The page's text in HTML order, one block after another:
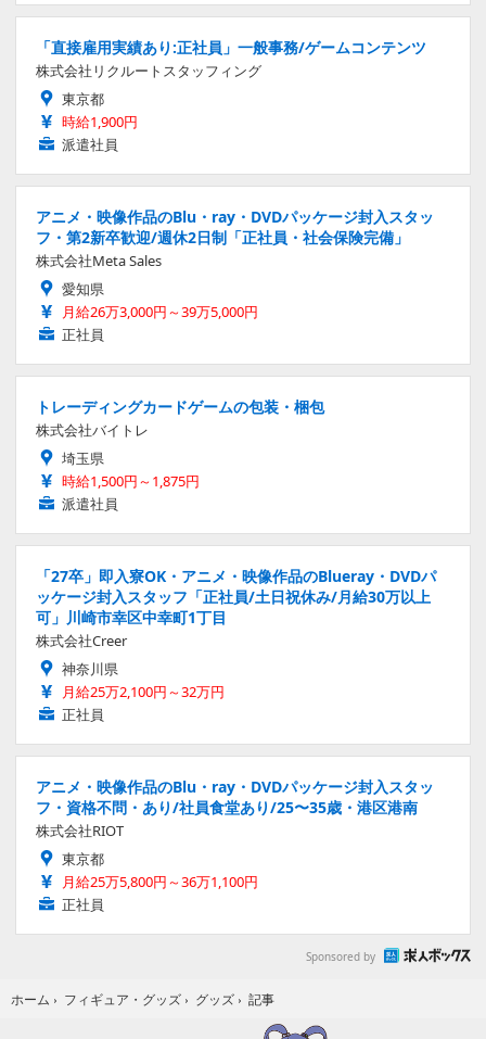
「直接雇用実績あり:正社員」一般事務/ゲームコンテンツ
株式会社リクルートスタッフィング
東京都
時給1,900円
派遣社員
アニメ・映像作品のBlu・ray・DVDパッケージ封入スタッ
フ・第2新卒歓迎/週休2日制「正社員・社会保険完備」
株式会社Meta Sales
愛知県
月給26万3,000円～39万5,000円
正社員
トレーディングカードゲームの包装・梱包
株式会社バイトレ
埼玉県
時給1,500円～1,875円
派遣社員
「27卒」即入寮OK・アニメ・映像作品のBlueray・DVDパ
ッケージ封入スタッフ「正社員/土日祝休み/月給30万以上
可」川崎市幸区中幸町1丁目
株式会社Creer
神奈川県
月給25万2,100円～32万円
正社員
アニメ・映像作品のBlu・ray・DVDパッケージ封入スタッ
フ・資格不問・あり/社員食堂あり/25〜35歳・港区港南
株式会社RIOT
東京都
月給25万5,800円～36万1,100円
正社員
Sponsored by
ホーム › フィギュア・グッズ › グッズ › 記事